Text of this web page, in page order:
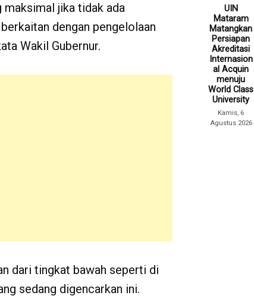
maksimal jika tidak ada
dengan pengelolaan
Wakil Gubernur.
dari tingkat bawah seperti di
sedang digencarkan ini.
UIN
Mataram
Matangkan
Persiapan
Akreditasi
Internasion
al Acquin
menuju
World Class
University
Kamis, 6
Agustus 2026